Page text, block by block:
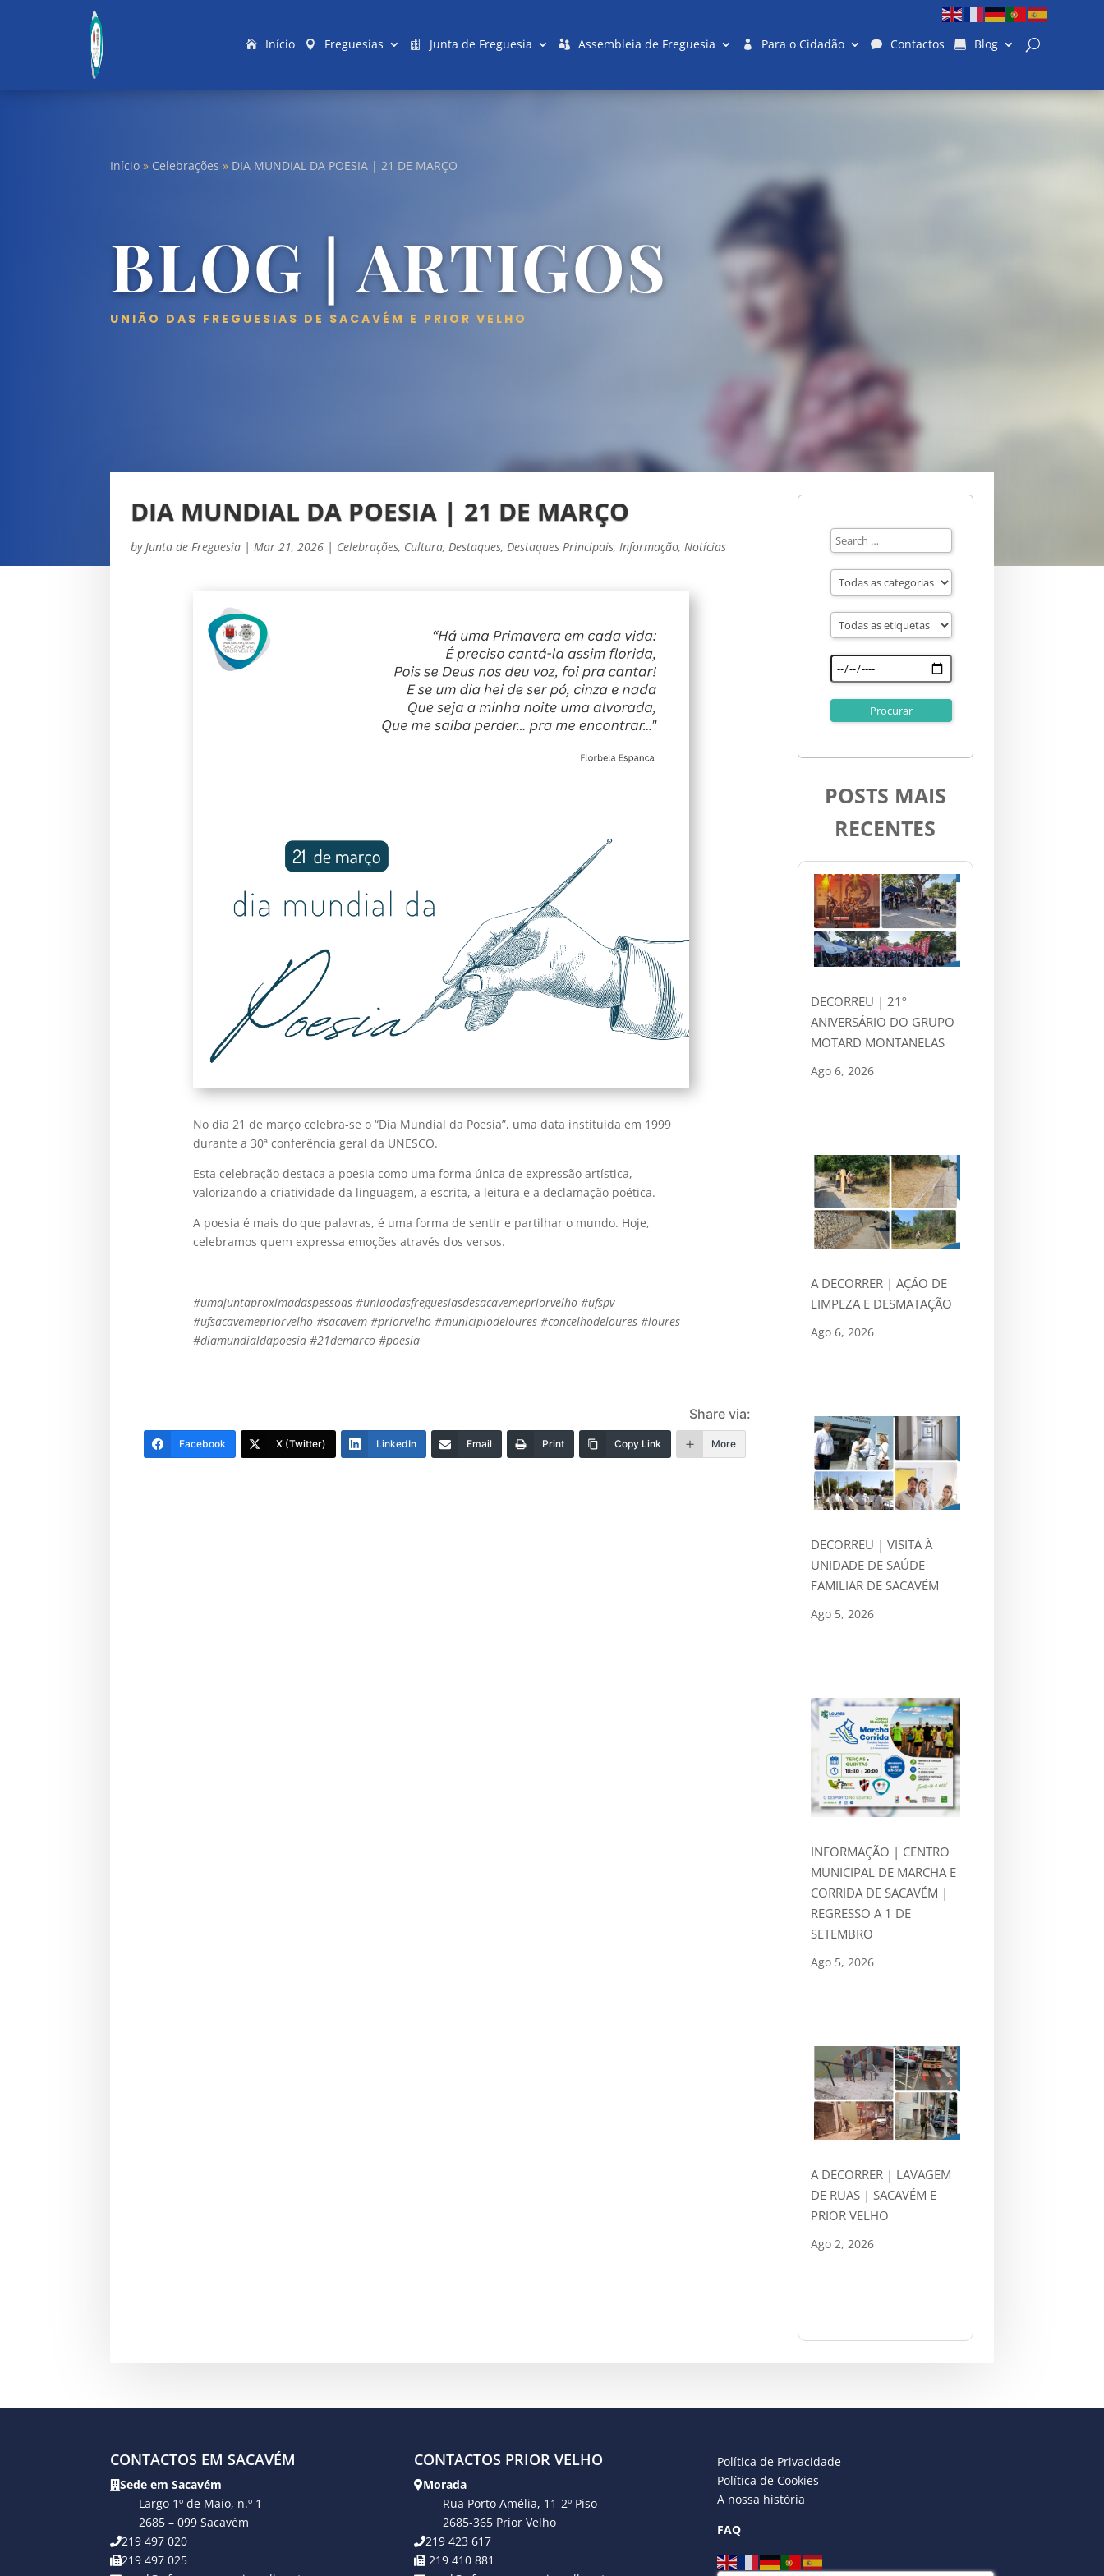
Início Freguesias Junta de Freguesia Assembleia de Freguesia Para o Cidadão Contactos Blog
Início » Celebrações » DIA MUNDIAL DA POESIA | 21 DE MARÇO
BLOG | ARTIGOS
UNIÃO DAS FREGUESIAS DE SACAVÉM E PRIOR VELHO
DIA MUNDIAL DA POESIA | 21 DE MARÇO
by Junta de Freguesia | Mar 21, 2026 | Celebrações, Cultura, Destaques, Destaques Principais, Informação, Notícias
No dia 21 de março celebra-se o “Dia Mundial da Poesia”, uma data instituída em 1999
durante a 30ª conferência geral da UNESCO.
Esta celebração destaca a poesia como uma forma única de expressão artística,
valorizando a criatividade da linguagem, a escrita, a leitura e a declamação poética.
A poesia é mais do que palavras, é uma forma de sentir e partilhar o mundo. Hoje,
celebramos quem expressa emoções através dos versos.
#umajuntaproximadaspessoas #uniaodasfreguesiasdesacavemepriorvelho #ufspv
#ufsacavemepriorvelho #sacavem #priorvelho #municipiodeloures #concelhodeloures #loures
#diamundialdapoesia #21demarco #poesia
Share via:
Facebook X (Twitter) LinkedIn Email Print Copy Link More
POSTS MAIS
RECENTES
DECORREU | 21º
ANIVERSÁRIO DO GRUPO
MOTARD MONTANELAS
Ago 6, 2026
A DECORRER | AÇÃO DE
LIMPEZA E DESMATAÇÃO
Ago 6, 2026
DECORREU | VISITA À
UNIDADE DE SAÚDE
FAMILIAR DE SACAVÉM
Ago 5, 2026
INFORMAÇÃO | CENTRO
MUNICIPAL DE MARCHA E
CORRIDA DE SACAVÉM |
REGRESSO A 1 DE
SETEMBRO
Ago 5, 2026
A DECORRER | LAVAGEM
DE RUAS | SACAVÉM E
PRIOR VELHO
Ago 2, 2026
CONTACTOS EM SACAVÉM
Sede em Sacavém
Largo 1º de Maio, n.º 1
2685 – 099 Sacavém
219 497 020
219 497 025
CONTACTOS PRIOR VELHO
Morada
Rua Porto Amélia, 11-2º Piso
2685-365 Prior Velho
219 423 617
219 410 881
Política de Privacidade
Política de Cookies
A nossa história
FAQ